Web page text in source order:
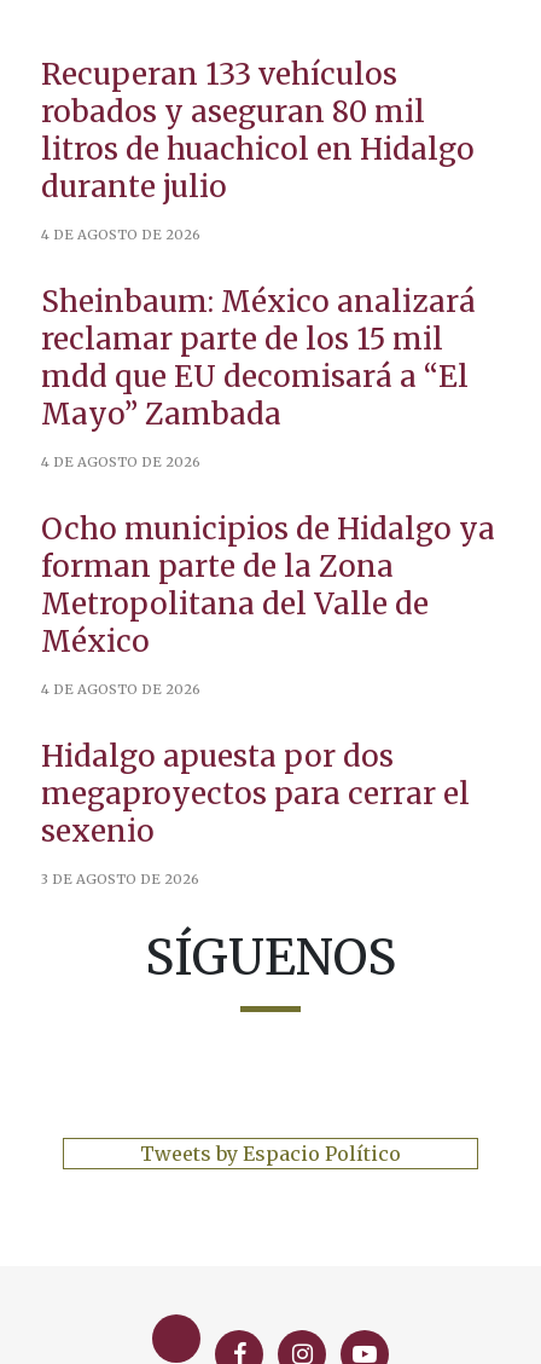
Recuperan 133 vehículos
robados y aseguran 80 mil
litros de huachicol en Hidalgo
durante julio
Sheinbaum: México analizará
reclamar parte de los 15 mil
mdd que EU decomisará a “El
Mayo” Zambada
Ocho municipios de Hidalgo ya
forman parte de la Zona
Metropolitana del Valle de
México
Hidalgo apuesta por dos
megaproyectos para cerrar el
sexenio
SÍGUENOS
Tweets by Espacio Político